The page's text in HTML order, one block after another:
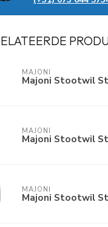
MAJONI
Majoni Stootwil
MAJONI
Majoni Stootwil
MAJONI
Majoni Stootwil